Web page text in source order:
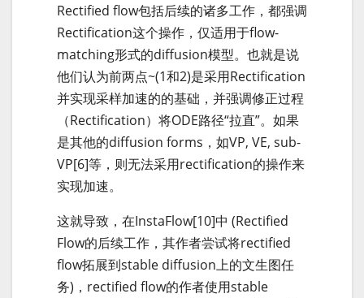
Rectified flow包括后续的诸多工作，都强调
Rectification这个操作，仅适用于flow-
matching形式的diffusion模型。也就是说
他们认为前两点~(1和2)是采用Rectification
并实现采样加速的的基础，并强调修正过程
（Rectification）将ODE路径“拉直”。如果
是其他的diffusion forms，如VP, VE, sub-
VP[6]等，则无法采用rectification的操作来
实现加速。
这就导致，在InstaFlow[10]中 (Rectified
Flow的后续工作，其作者尝试将rectified
flow拓展到stable diffusion上的文生图任
务)，rectified flow的作者使用stable